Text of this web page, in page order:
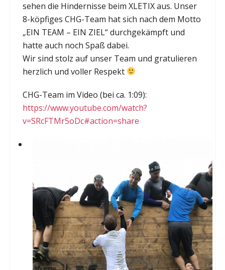
sehen die Hindernisse beim XLETIX aus. Unser
8-köpfiges CHG-Team hat sich nach dem Motto
„EIN TEAM – EIN ZIEL“ durchgekämpft und
hatte auch noch Spaß dabei.
Wir sind stolz auf unser Team und gratulieren
herzlich und voller Respekt
CHG-Team im Video (bei ca. 1:09):
https://www.youtube.com/watch?
v=SRcFTMr5oDc#action=share